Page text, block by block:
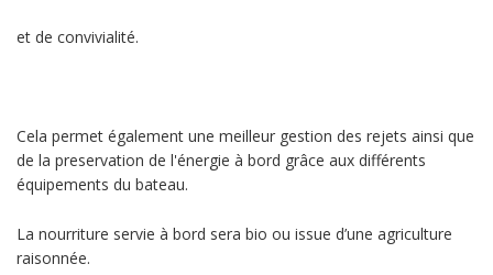
et de convivialité.
Cela permet également une meilleur gestion des rejets ainsi que
de la preservation de l'énergie à bord grâce aux différents
équipements du bateau.
La nourriture servie à bord sera bio ou issue d’une agriculture
raisonnée.